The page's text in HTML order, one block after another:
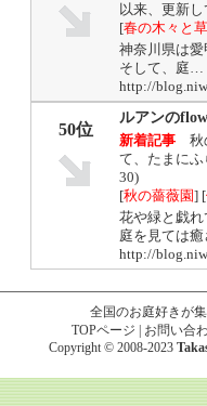
以来、更新
[春の木々と
神奈川県は
そして、庭…
http://
50位
ルアンの
新着記事
秋
て、たまに
30)
[秋の薔薇園] [
花や緑と戯
庭を見ては
http://
全国のお庭好きが
TOPページ
お問い合
Copyright © 2008-2023